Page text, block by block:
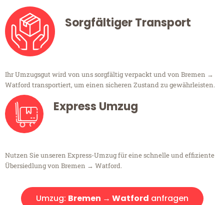
Sorgfältiger Transport
Ihr Umzugsgut wird von uns sorgfältig verpackt und von Bremen →
Watford transportiert, um einen sicheren Zustand zu gewährleisten.
Express Umzug
Nutzen Sie unseren Express-Umzug für eine schnelle und effiziente
Übersiedlung von Bremen → Watford.
Umzug: Bremen → Watford anfragen